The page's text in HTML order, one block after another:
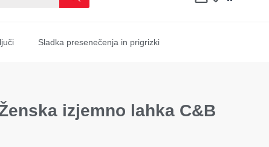
Sladka presenečenja in prigrizki
izjemno lahka C&B